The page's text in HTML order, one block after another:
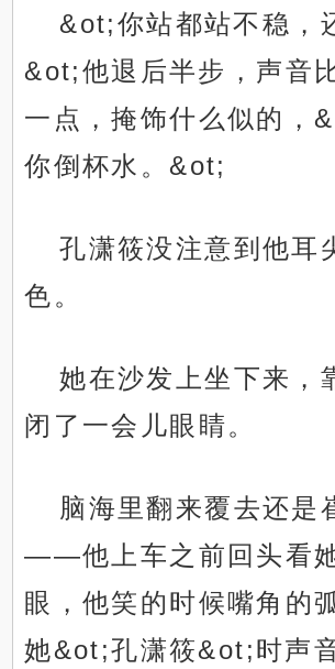
&ot;你站都站不稳，
&ot;他退后半步，声音
一点，掩饰什么似的，
你倒杯水。&ot;
孔潇筱没注意到他耳
色。
她在沙发上坐下来，
闭了一会儿眼睛。
脑海里翻来覆去还是
——他上车之前回头看
眼，他笑的时候嘴角的
她&ot;孔潇筱&ot;时声